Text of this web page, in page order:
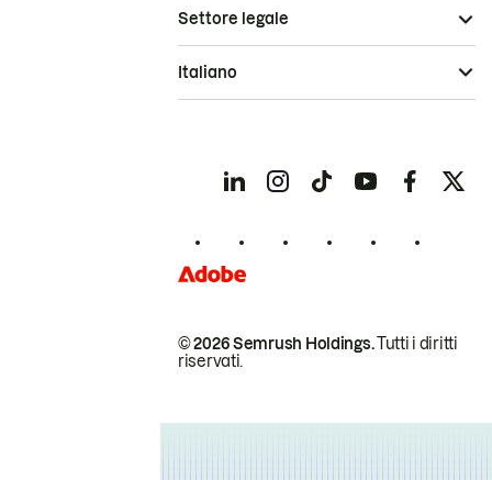
© 2026 Semrush Holdings.Tutti i diritti
riservati.
Settore legale
Italiano